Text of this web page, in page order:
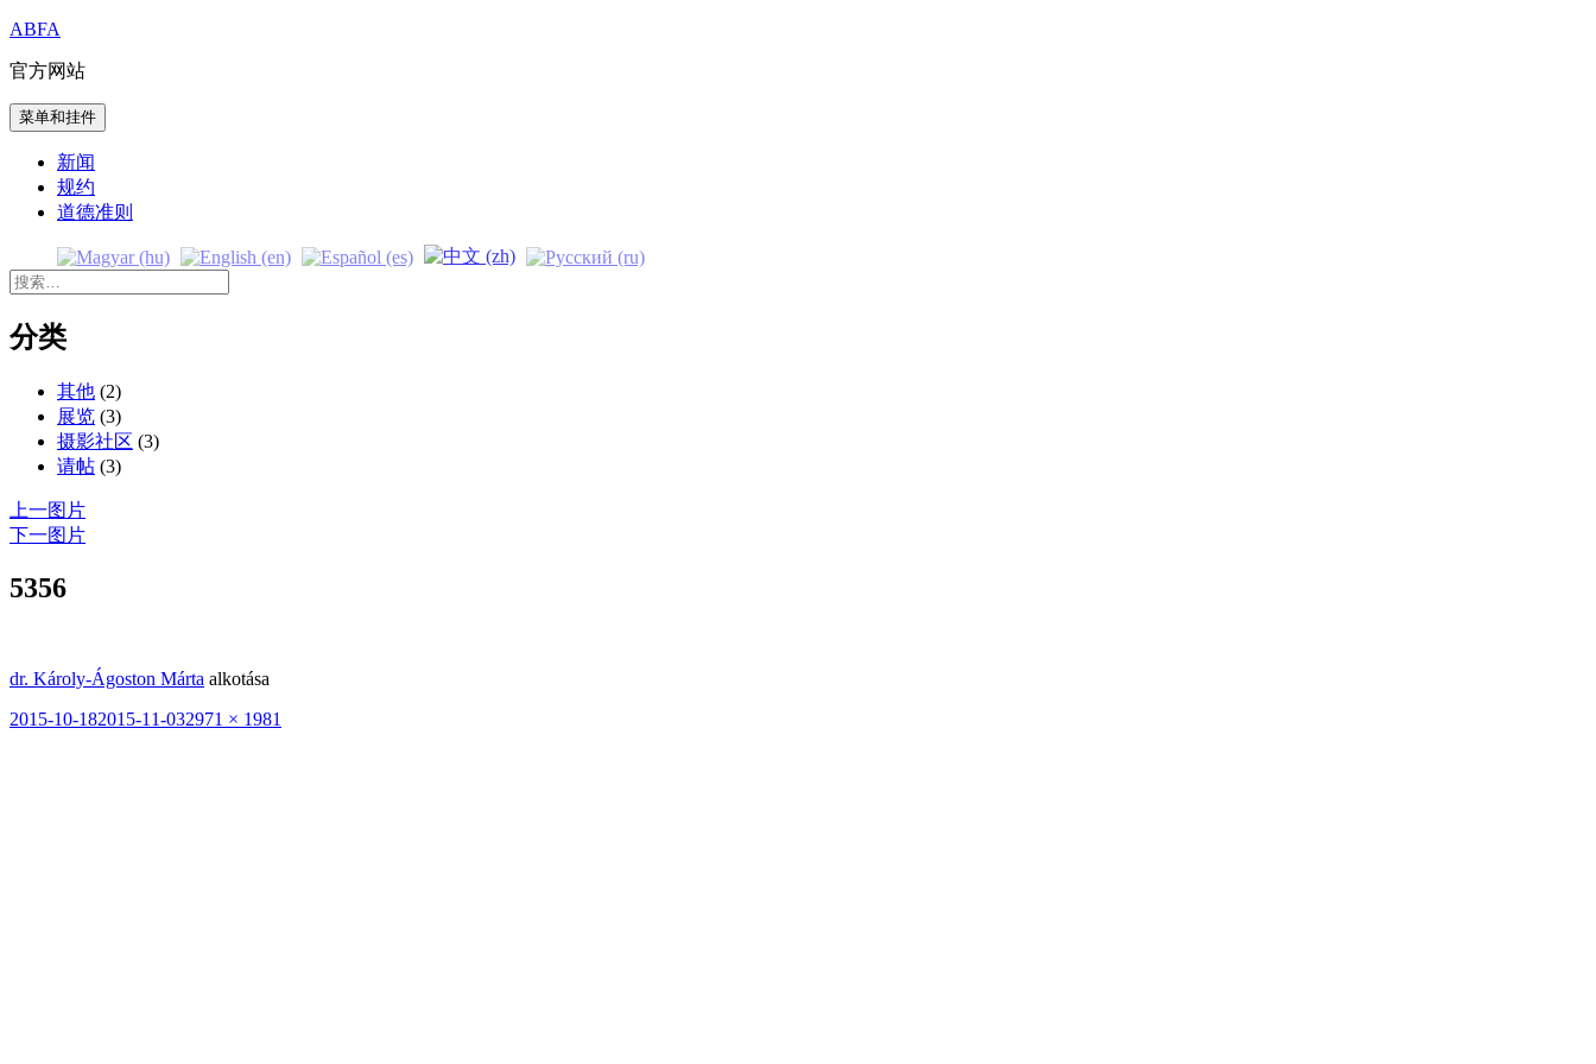
跳
内
容
ABFA
官方网站
菜单和挂件
新闻
规约
道德准则
搜
分类
其他 (2)
展览 (3)
摄影社区 (3)
请帖 (3)
上一图片
下一图片
5356
dr. Károly-Ágoston Márta alkotása
发
2015-10-182015-11-03原
2971 × 1981